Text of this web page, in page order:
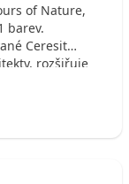
of Nature,
barev.
Ceresit
rozšiřuje
barvy jsou
nátěry